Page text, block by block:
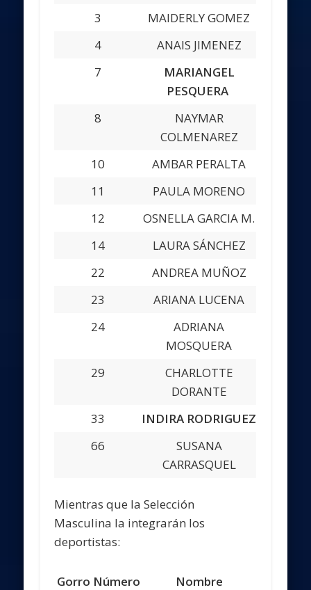
3
MAIDERLY GOMEZ
4
ANAIS JIMENEZ
7
MARIANGEL
PESQUERA
8
NAYMAR
COLMENAREZ
10
AMBAR PERALTA
11
PAULA MORENO
12
OSNELLA GARCIA M.
14
LAURA SÁNCHEZ
22
ANDREA MUÑOZ
23
ARIANA LUCENA
24
ADRIANA
MOSQUERA
29
CHARLOTTE
DORANTE
33
INDIRA RODRIGUEZ
66
SUSANA
CARRASQUEL
Mientras que la Selección
Masculina la integrarán los
deportistas:
Gorro Número Nombre